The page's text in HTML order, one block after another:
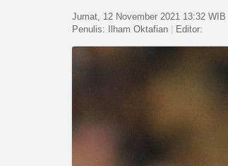
Jumat, 12 November 2021 13:32 WIB
Penulis:
Ilham Oktafian Editor: